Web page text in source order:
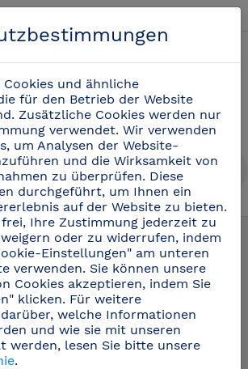
(15)
und ähnliche
für den Betrieb der Website
Zusätzliche Cookies werden nur
verwendet. Wir verwenden
um Analysen der Website-
und die Wirksamkeit von
zu überprüfen. Diese
durchgeführt, um Ihnen ein
auf der Website zu bieten.
Ihre Zustimmung jederzeit zu
oder zu widerrufen, indem
Einstellungen" am unteren
verwenden. Sie können unsere
Cookies akzeptieren, indem Sie
klicken. Für weitere
welche Informationen
und wie sie mit unseren
werden, lesen Sie bitte unsere
.